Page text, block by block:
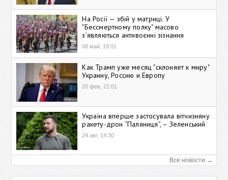
На Росії — збій у матриці. У
"Бессмертному полку" масово
зʼявляються антивоєнні зізнання
08 май, 19:01
Как Трамп уже месяц "склоняет к миру"
Украину, Россию и Европу
20 фев, 21:01
Україна вперше застосувала вітчизняну
ракету-дрон “Паляниця”, – Зеленський
24 авг, 14:30
Все новости →